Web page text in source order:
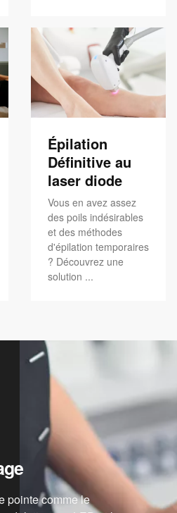
Épilation
Définitive au
laser diode
Vous en avez assez
des poils indésirables
et des méthodes
d'épilation temporaires
? Découvrez une
solution ...
pointe comme le